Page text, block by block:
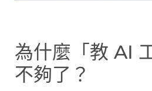
為什麼「教 AI
不夠了？